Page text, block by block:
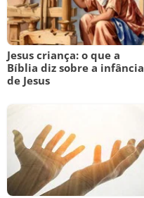
Jesus criança: o que a
Bíblia diz sobre a infância
de Jesus